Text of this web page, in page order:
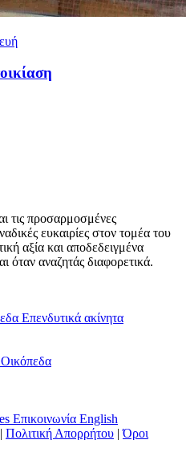
τις προσαρμοσμένες
ευκαιρίες στον τομέα του
αξία και αποδεδειγμένα
όταν αναζητάς διαφορετικά.
Επενδυτικά ακίνητα
Οικόπεδα
Επικοινωνία English
| Πολιτική Απορρήτου |Όροι